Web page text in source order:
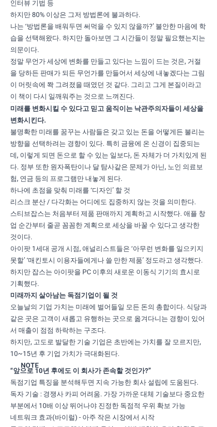
인터뷰 기법 등
하지만 80% 이상은 그저 방법론에 불과하다.
나는 ‘방법론을 배워두면 써먹을 수 있지 않을까?’ 불안한 마음에 학
습을 선택해왔다. 하지만 돌아보면 그 시간들이 정말 필요했는지는
의문이다.
정말 무언가 세상에 변화를 만들고 있다는 느낌이 드는 것은, 거절
을 당하든 판매가 되든 무언가를 만들어서 세상에 내놓겠다는 그림
이 머릿속에 쫙 그려졌을 때였던 것 같다. 그리고 그게 본질이라고
이 책이 다시 일깨워주는 것으로 느껴진다.
미래를 변화시킬 수 있다고 믿고 움직이는 낙관주의자들이 세상을
변화시킨다.
불명확한 미래를 꿈꾸는 사람들은 갖고 있는 돈을 어떻게든 불리는
방향을 선택하려는 경향이 있다. 특히 금융에 온 신경이 집중되는
데, 이렇게 되면 돈으로 할 수 있는 일보다, 돈 자체가 더 가치있게 된
다. 정부 또한 원자폭탄이나 달 탐사같은 문제가 아닌, 노인 의료보
험, 연금 등의 프로그램만 내놓게 된다.
하나에 초점을 맞춰 미래를 ‘디자인’ 할 것
리스크 분산 / 다각화는 어디에도 집중하지 않는 것을 의미한다.
스티브잡스는 처음부터 제품 판매까지 계획하고 시작했다. 애플 창
업 순간부터 줄곧 꼼꼼한 계획으로 세상을 바꿀 수 있다고 생각한
것이다.
아이팟 1세대 공개 시점, 애널리스트들은 ‘아무런 변화를 일으키지
못할’ ‘매킨토시 이용자들에게나 쓸 만한 제품’ 정도라고 생각했다.
하지만 잡스는 아이팟을 PC 이후의 새로운 이동식 기기의 효시로
기획했다.
미래까지 살아남는 독점기업이 될 것
오늘날의 기업 가치는 미래에 벌어들일 모든 돈의 총합이다. 식당과
같은 곳은 고객이 새롭고 유행하는 곳으로 옮겨다니는 경향이 있어
서 매출이 점점 하락하는 구조다.
하지만, 고도로 발달한 기술 기업은 초반에는 가치를 잘 모르지만,
10~15년 후 기업 가치가 극대화된다.
NOTE
“앞으로 10년 후에도 이 회사가 존속할 것인가?”
독점기업 특징을 분석해두면 지속 가능한 회사 설립에 도움된다.
독자 기술 : 경쟁사 카피 어려움. 가장 가까운 대체 기술보다 중요한
부분에서 10배 이상 뛰어나야 진정한 독점적 우위 확보 가능
네트워크 효과(바이럴) - 아주 작은 시장에서 시작